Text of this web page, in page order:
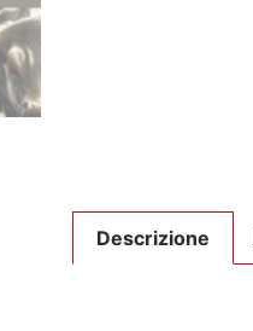
Descrizione